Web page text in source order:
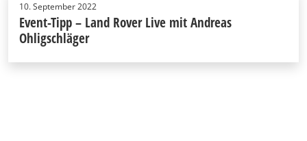
10. September 2022
Event-Tipp – Land Rover Live mit Andreas
Ohligschläger